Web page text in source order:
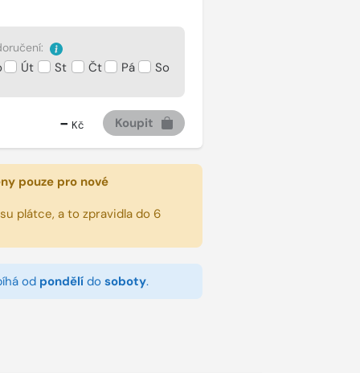
Út St Čt Pá So
- Kč Koupit
pouze pro nové
plátce, a to zpravidla do 6
od pondělído soboty.